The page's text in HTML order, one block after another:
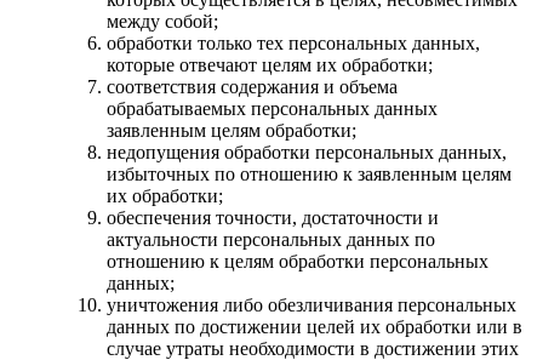
между собой;
обработки только тех персональных данных,
которые отвечают целям их обработки;
соответствия содержания и объема
обрабатываемых персональных данных
заявленным целям обработки;
недопущения обработки персональных данных,
избыточных по отношению к заявленным целям
их обработки;
обеспечения точности, достаточности и
актуальности персональных данных по
отношению к целям обработки персональных
данных;
уничтожения либо обезличивания персональных
данных по достижении целей их обработки или в
случае утраты необходимости в достижении этих